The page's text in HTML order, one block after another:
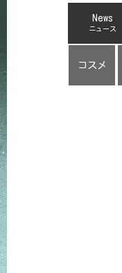
News
ニュース
コスメ